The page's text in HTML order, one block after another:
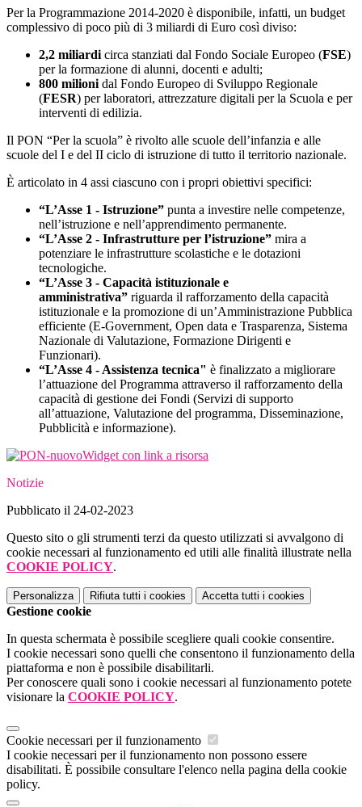
Per la Programmazione 2014-2020 è disponibile, infatti, un budget
complessivo di poco più di 3 miliardi di Euro così diviso:
2,2 miliardi circa stanziati dal Fondo Sociale Europeo (FSE)
per la formazione di alunni, docenti e adulti;
800 milioni dal Fondo Europeo di Sviluppo Regionale
(FESR) per laboratori, attrezzature digitali per la Scuola e per
interventi di edilizia.
Il PON “Per la scuola” è rivolto alle scuole dell’infanzia e alle
scuole del I e del II ciclo di istruzione di tutto il territorio nazionale.
È articolato in 4 assi ciascuno con i propri obiettivi specifici:
“L’Asse 1 - Istruzione” punta a investire nelle competenze,
nell’istruzione e nell’apprendimento permanente.
“L’Asse 2 - Infrastrutture per l’istruzione” mira a
potenziare le infrastrutture scolastiche e le dotazioni
tecnologiche.
“L’Asse 3 - Capacità istituzionale e
amministrativa” riguarda il rafforzamento della capacità
istituzionale e la promozione di un’Amministrazione Pubblica
efficiente (E-Government, Open data e Trasparenza, Sistema
Nazionale di Valutazione, Formazione Dirigenti e
Funzionari).
“L’Asse 4 - Assistenza tecnica" è finalizzato a migliorare
l’attuazione del Programma attraverso il rafforzamento della
capacità di gestione dei Fondi (Servizi di supporto
all’attuazione, Valutazione del programma, Disseminazione,
Pubblicità e informazione).
Widget con link a risorsa
Notizie
Pubblicato il 24-02-2023
Questo sito o gli strumenti terzi da questo utilizzati si avvalgono di
cookie necessari al funzionamento ed utili alle finalità illustrate nella
COOKIE POLICY.
Personalizza Rifiuta tutti i cookies Accetta tutti i cookies
Gestione cookie
In questa schermata è possibile scegliere quali cookie consentire.
I cookie necessari sono quelli che consentono il funzionamento della
piattaforma e non è possibile disabilitarli.
Per conoscere quali sono i cookie necessari al funzionamento potete
visionare la COOKIE POLICY.
Cookie necessari per il funzionamento
I cookie necessari per il funzionamento non possono essere
disabilitati. È possibile consultare l'elenco nella pagina della cookie
policy.